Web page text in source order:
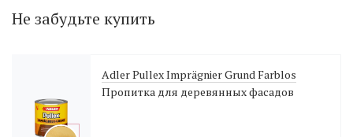
Не забудьте купить
Adler Pullex Imprägnier Grund Farblos
Пропитка для деревянных фасадов